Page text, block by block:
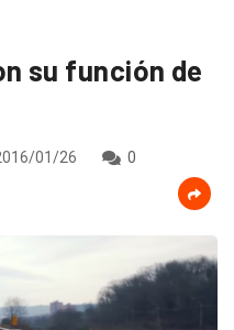
su función de
01/26
0